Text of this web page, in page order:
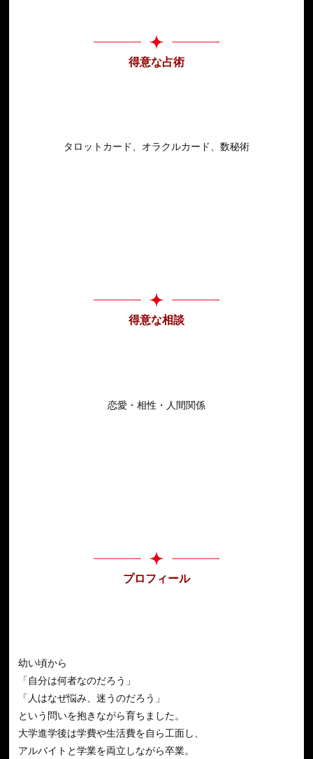
得意な占術
タロットカード、オラクルカード、数秘術
得意な相談
恋愛・相性・人間関係
プロフィール
幼い頃から
「自分は何者なのだろう」
「人はなぜ悩み、迷うのだろう」
という問いを抱きながら育ちました。
大学進学後は学費や生活費を自ら工面し、
アルバイトと学業を両立しながら卒業。